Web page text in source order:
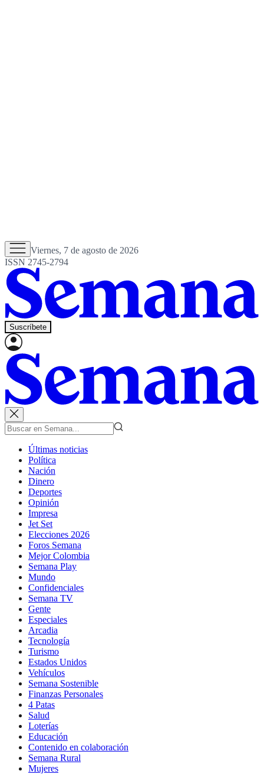
Viernes, 7 de agosto de 2026
ISSN 2745-2794
Suscríbete
Últimas noticias
Política
Nación
Dinero
Deportes
Opinión
Impresa
Jet Set
Elecciones 2026
Foros Semana
Mejor Colombia
Semana Play
Mundo
Confidenciales
Semana TV
Gente
Especiales
Arcadia
Tecnología
Turismo
Estados Unidos
Vehículos
Semana Sostenible
Finanzas Personales
4 Patas
Salud
Loterías
Educación
Contenido en colaboración
Semana Rural
Mujeres